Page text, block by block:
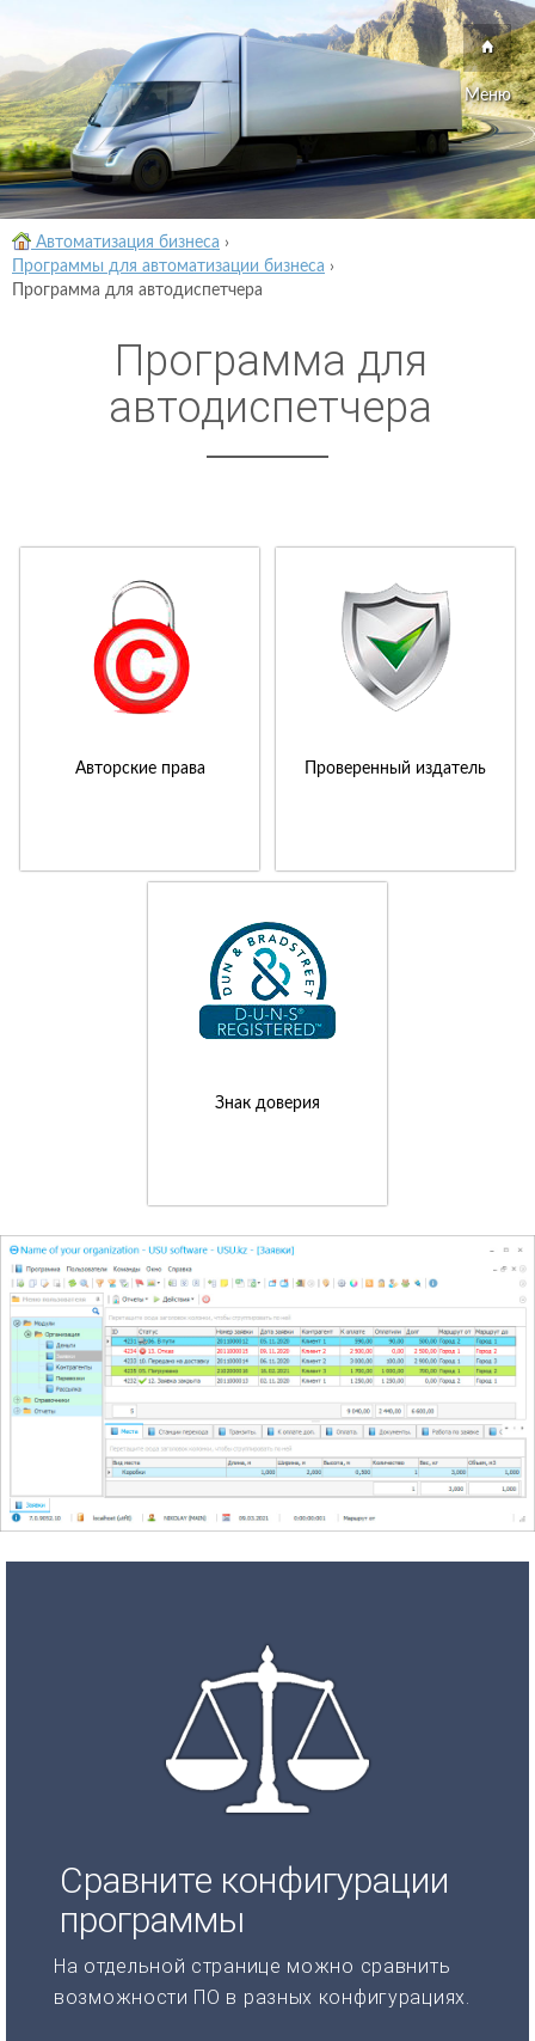
Меню
Автоматизация бизнеса ›
Программы для автоматизации бизнеса ›
Программа для автодиспетчера
Программа для
автодиспетчера
Авторские права Проверенный издатель
Знак доверия
Сравните конфигурации
программы
На отдельной странице можно сравнить
возможности ПО в разных конфигурациях.